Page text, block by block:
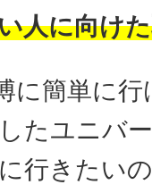
人に向け
に簡単に
たユニバ
行きたい